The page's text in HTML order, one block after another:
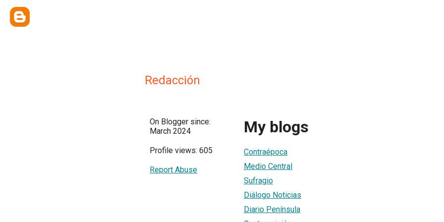
Redacción
On Blogger since:
March 2024
Profile views: 605
Report Abuse
My blogs
Contraépoca
Medio Central
Sufragio
Diálogo Noticias
Diario Península